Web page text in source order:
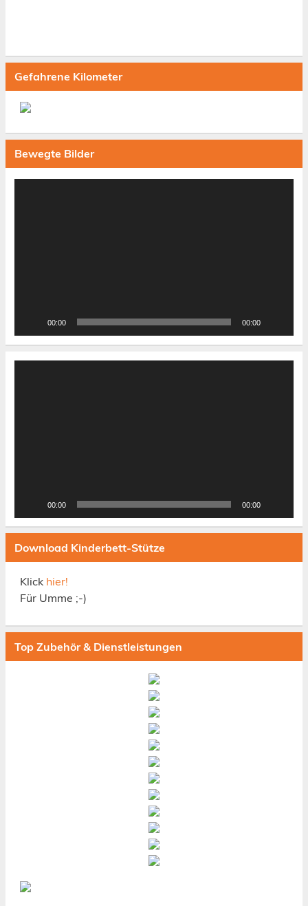
Gefahrene Kilometer
Bewegte Bilder
Video-
00:00 00:00
00:00 00:00
Download Kinderbett-Stütze
Klick hier!
Für Umme ;-)
Top Zubehör & Dienstleistungen